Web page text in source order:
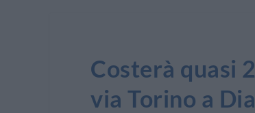
Costerà quasi
via Torino a